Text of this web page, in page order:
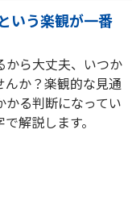
いう楽観が一番
から大丈夫、いつか
か？楽観的な見通
かる判断になってい
解説します。